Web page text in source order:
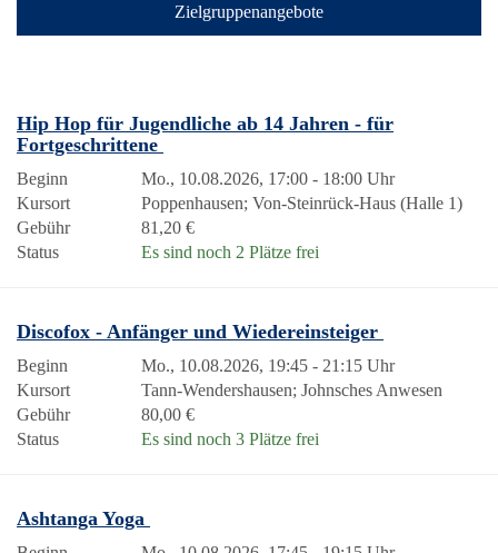
Zielgruppenangebote
Hip Hop für Jugendliche ab 14 Jahren - für
Fortgeschrittene
Beginn
Mo., 10.08.2026, 17:00 - 18:00 Uhr
Kursort
Poppenhausen; Von-Steinrück-Haus (Halle 1)
Gebühr
81,20 €
Status
Es sind noch 2 Plätze frei
Discofox - Anfänger und Wiedereinsteiger
Beginn
Mo., 10.08.2026, 19:45 - 21:15 Uhr
Kursort
Tann-Wendershausen; Johnsches Anwesen
Gebühr
80,00 €
Status
Es sind noch 3 Plätze frei
Ashtanga Yoga